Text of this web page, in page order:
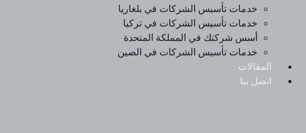
خدمات تأسيس الشركات في بلغاريا
خدمات تأسيس الشركات في تركيا
أسس شركتك في المملكة المتحدة
خدمات تأسيس الشركات في الصين
المقالات
اتصل بنا